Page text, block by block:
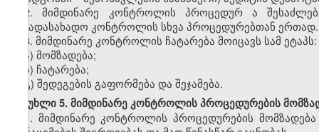
2.მიმდინარე კონტროლის პროცედურა
საგადასახადო კონტროლის სხვა პროცედურებთან ერთად.
3. მიმდინარე კონტროლის ჩატარება მოიცავს სამ ეტაპს:
ა) მომზადება;
ბ) ჩატარება;
გ) შედეგების გაფორმება და შეჯამება.
მუხლი5. მიმდინარეკონტროლისპროცედურების
1. მიმდინარე კონტროლის პროცედურების მომზადება